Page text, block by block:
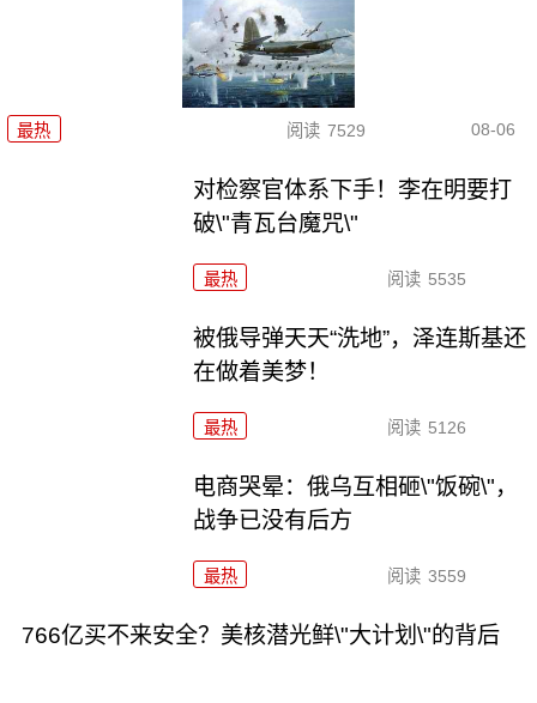
最热 阅读 7529 08-06
对检察官体系下手！李在明要打
破\"青瓦台魔咒\"
最热 阅读 5535
被俄导弹天天“洗地”，泽连斯基还
在做着美梦！
最热 阅读 5126
电商哭晕：俄乌互相砸\"饭碗\"，
战争已没有后方
最热 阅读 3559
766亿买不来安全？美核潜光鲜\"大计划\"的背后